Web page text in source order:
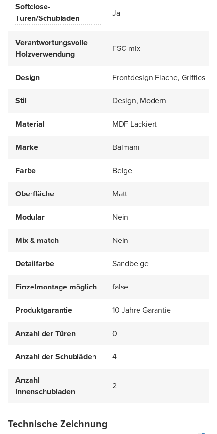
Softclose-
Türen/Schubladen
Ja
Verantwortungsvolle
Holzverwendung
FSC mix
Design Frontdesign Flache, Grifflos
Stil Design, Modern
Material MDF Lackiert
Marke Balmani
Farbe Beige
Oberfläche Matt
Modular Nein
Mix & match Nein
Detailfarbe Sandbeige
Einzelmontage möglich false
Produktgarantie 10 Jahre Garantie
Anzahl der Türen 0
Anzahl der Schubläden 4
Anzahl
Innenschubladen
2
Technische Zeichnung